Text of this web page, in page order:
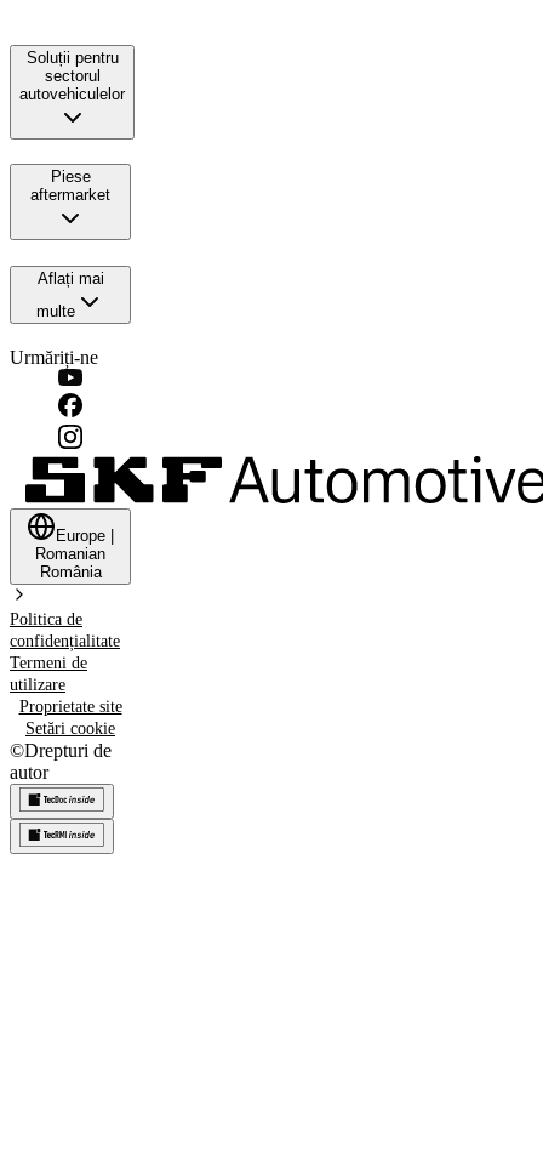
Soluții pentru
sectorul
autovehiculelor
Piese
aftermarket
Aflați mai
multe
Urmăriți-ne
Europe
Romanian
România
Politica de
confidențialitate
Termeni de
utilizare
Proprietate site
Setări cookie
©Drepturi de
autor